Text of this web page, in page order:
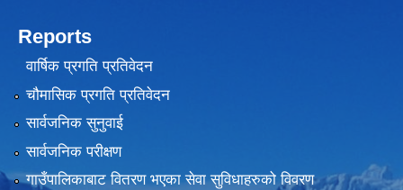
Reports
वार्षिक प्रगति प्रतिवेदन
चौमासिक प्रगति प्रतिवेदन
सार्वजनिक सुनुवाई
सार्वजनिक परीक्षण
गाउँपालिकाबाट वितरण भएका सेवा सुविधाहरुको विवरण